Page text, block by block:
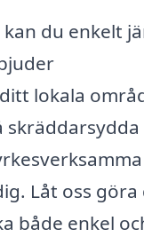
du enkelt
lokala
Låt oss göra
både enkel